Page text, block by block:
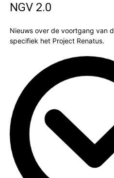
NGV 2.0
Nieuws over de voortgang van
specifiek het Project Renatus.